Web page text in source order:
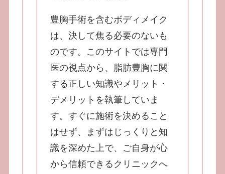
豊胸手術を含むボディメイク
は、決して焦る必要のないも
のです。このサイトでは専門
医の視点から、脂肪豊胸に関
する正しい知識やメリット・
デメリットを執筆していま
す。すぐに施術を決めること
はせず、まずはじっくりと知
識を深めた上で、ご自身が心
から信頼できるクリニックへ